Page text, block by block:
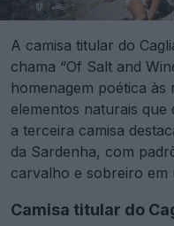
A camisa titular do
chama “Of Salt and
homenagem poética
elementos naturais que
a terceira camisa
da Sardenha, com
carvalho e sobreiro em
Camisa titular do